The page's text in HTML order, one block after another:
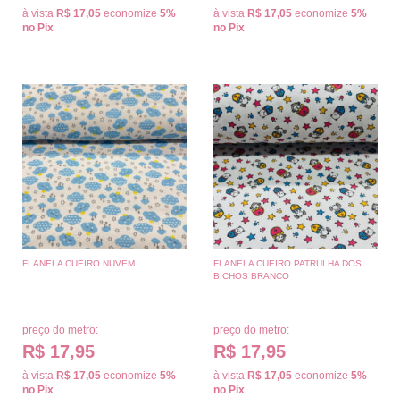
à vista R$ 17,05 economize 5%
no Pix
à vista R$ 17,05 economize 5%
no Pix
FLANELA CUEIRO NUVEM
preço do metro:
R$ 17,95
à vista R$ 17,05 economize 5%
no Pix
FLANELA CUEIRO PATRULHA DOS
BICHOS BRANCO
preço do metro:
R$ 17,95
à vista R$ 17,05 economize 5%
no Pix